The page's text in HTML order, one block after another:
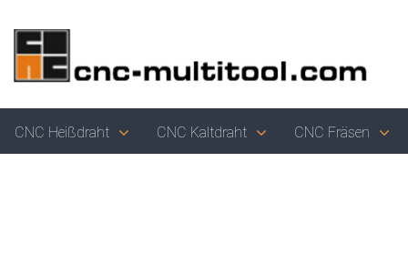
CNC Heißdraht CNC Kaltdraht CNC Fräsen